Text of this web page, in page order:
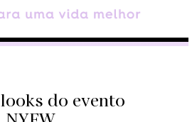
do evento